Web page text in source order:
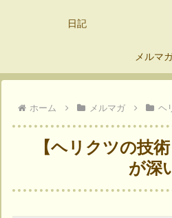
日記
メルマ
ホーム メルマガ ヘ
【ヘリクツの技
が深